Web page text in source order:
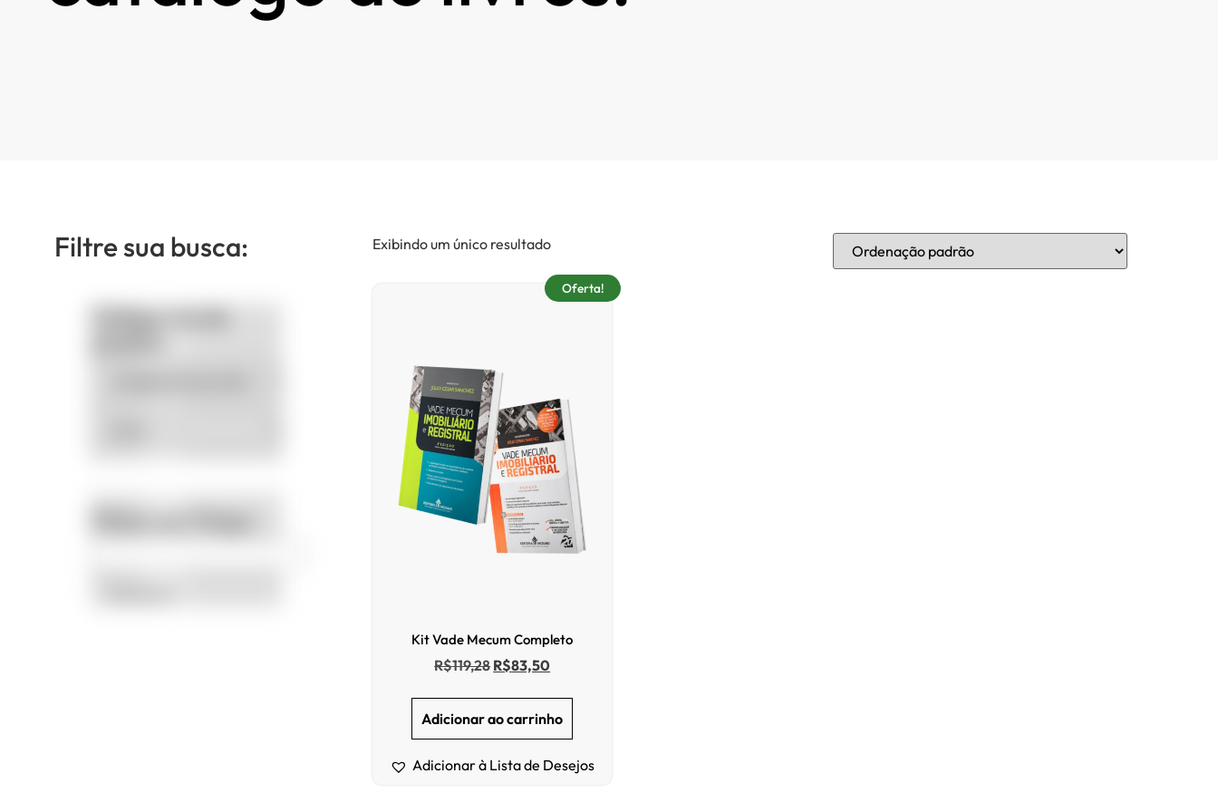
Filtre sua busca:
Categorias de
Exibindo um único resultado
Oferta!
Kit Vade Mecum Completo
R$119,28R$83,50
Adicionar ao carrinho
Adicionar à Lista de Desejos